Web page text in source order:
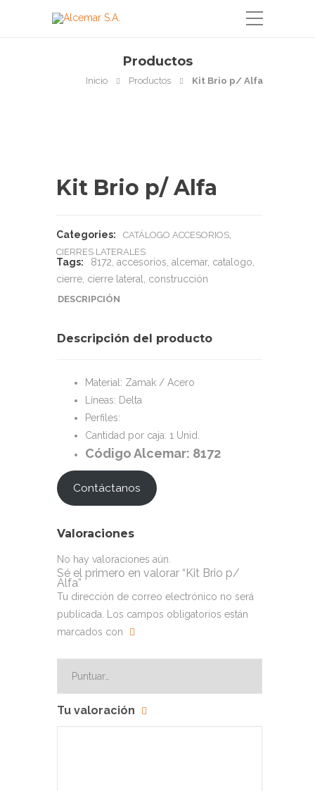
Productos
Inicio Productos Kit Brio p/ Alfa
Kit Brio p/ Alfa
Categories: CATÁLOGO ACCESORIOS
CIERRES LATERALES
Tags: 8172 accesorios alcemar, catalogo
cierre cierre lateral construcción
DESCRIPCIÓN
Descripción del producto
Material: Zamak / Acero
Líneas: Delta
Perfiles:
Cantidad por caja: 1 Unid.
Código Alcemar: 8172
Contáctanos
Valoraciones
No hay valoraciones aún.
Sé el primero en valorar “Kit Brio p/
Alfa”
Tu dirección de correo electrónico no será
publicada.
Los campos obligatorios están
marcados con
Tu valoración